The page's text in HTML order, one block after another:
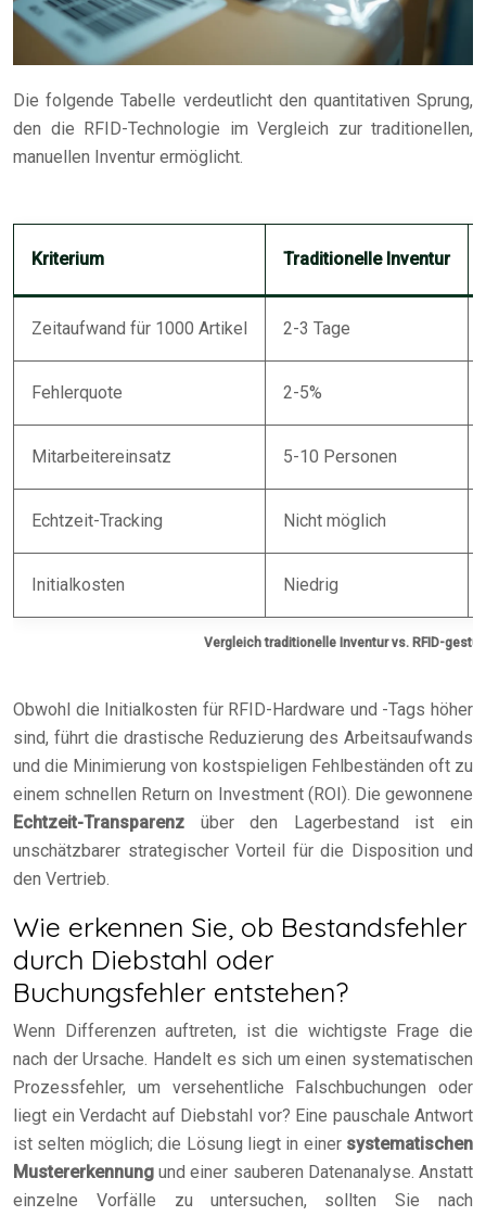
Die folgende Tabelle verdeutlicht den quantitativen Sprung,
den die RFID-Technologie im Vergleich zur traditionellen,
manuellen Inventur ermöglicht.
Vergleich traditionelle Inventur vs. RFID-
Kriterium Traditionelle Inventur
Zeitaufwand für 1000 Artikel 2-3 Tage
Fehlerquote 2-5%
Mitarbeitereinsatz 5-10 Personen
Echtzeit-Tracking Nicht möglich
Initialkosten Niedrig
Obwohl die Initialkosten für RFID-Hardware und -Tags höher
sind, führt die drastische Reduzierung des Arbeitsaufwands
und die Minimierung von kostspieligen Fehlbeständen oft zu
einem schnellen Return on Investment (ROI). Die gewonnene
Echtzeit-Transparenz über den Lagerbestand ist ein
unschätzbarer strategischer Vorteil für die Disposition und
den Vertrieb.
Wie erkennen Sie, ob Bestandsfehler
durch Diebstahl oder
Buchungsfehler entstehen?
Wenn Differenzen auftreten, ist die wichtigste Frage die
nach der Ursache. Handelt es sich um einen systematischen
Prozessfehler, um versehentliche Falschbuchungen oder
liegt ein Verdacht auf Diebstahl vor? Eine pauschale Antwort
ist selten möglich; die Lösung liegt in einer systematischen
Mustererkennung und einer sauberen Datenanalyse. Anstatt
einzelne Vorfälle zu untersuchen, sollten Sie nach